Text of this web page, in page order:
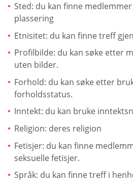
Sted: du kan finne
plassering
Etnisitet: du kan finne treff
Profilbilde: du kan søke etter
uten bilder.
Forhold: du kan søke etter
forholdsstatus.
Inntekt: du kan bruke
Religion: deres religion
Fetisjer: du kan finne
seksuelle fetisjer.
Språk: du kan finne treff i